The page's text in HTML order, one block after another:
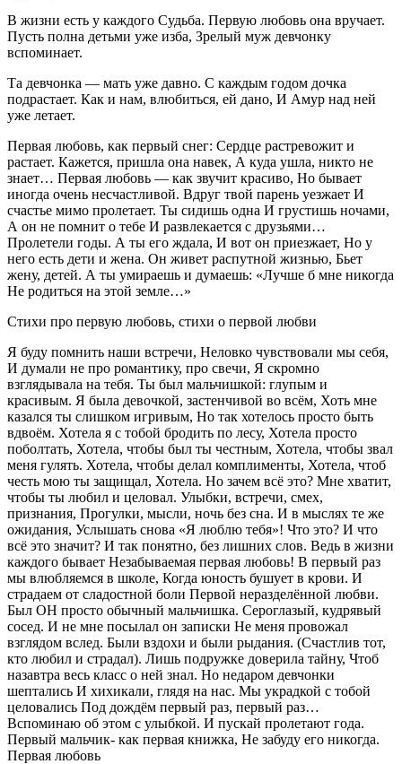
В жизни есть у каждого Судьба. Первую любовь она вручает.
Пусть полна детьми уже изба, Зрелый муж девчонку
вспоминает.
Та девчонка — мать уже давно. С каждым годом дочка
подрастает. Как и нам, влюбиться, ей дано, И Амур над ней
уже летает.
Первая любовь, как первый снег: Сердце растревожит и
растает. Кажется, пришла она навек, А куда ушла, никто не
знает… Первая любовь — как звучит красиво, Но бывает
иногда очень несчастливой. Вдруг твой парень уезжает И
счастье мимо пролетает. Ты сидишь одна И грустишь ночами,
А он не помнит о тебе И развлекается с друзьями…
Пролетели годы. А ты его ждала, И вот он приезжает, Но у
него есть дети и жена. Он живет распутной жизнью, Бьет
жену, детей. А ты умираешь и думаешь: «Лучше б мне никогда
Не родиться на этой земле…»
Стихи про первую любовь, стихи о первой любви
Я буду помнить наши встречи, Неловко чувствовали мы себя,
И думали не про романтику, про свечи, Я скромно
взглядывала на тебя. Ты был мальчишкой: глупым и
красивым. Я была девочкой, застенчивой во всём, Хоть мне
казался ты слишком игривым, Но так хотелось просто быть
вдвоём. Хотела я с тобой бродить по лесу, Хотела просто
поболтать, Хотела, чтобы был ты честным, Хотела, чтобы звал
меня гулять. Хотела, чтобы делал комплименты, Хотела, чтоб
честь мою ты защищал, Хотела. Но зачем всё это? Мне хватит,
чтобы ты любил и целовал. Улыбки, встречи, смех,
признания, Прогулки, мысли, ночь без сна. И в мыслях те же
ожидания, Услышать снова «Я люблю тебя»! Что это? И что
всё это значит? И так понятно, без лишних слов. Ведь в жизни
каждого бывает Незабываемая первая любовь! В первый раз
мы влюбляемся в школе, Когда юность бушует в крови. И
страдаем от сладостной боли Первой неразделённой любви.
Был ОН просто обычный мальчишка. Сероглазый, кудрявый
сосед. И не мне посылал он записки Не меня провожал
взглядом вслед. Были вздохи и были рыдания. (Счастлив тот,
кто любил и страдал). Лишь подружке доверила тайну, Чтоб
назавтра весь класс о ней знал. Но недаром девчонки
шептались И хихикали, глядя на нас. Мы украдкой с тобой
целовались Под дождём первый раз, первый раз…
Вспоминаю об этом с улыбкой. И пускай пролетают года.
Первый мальчик- как первая книжка, Не забуду его никогда.
Первая любовь